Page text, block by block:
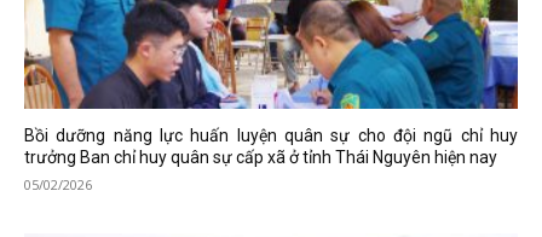
Bồi dưỡng năng lực huấn luyện quân sự cho đội ngũ chỉ huy
trưởng Ban chỉ huy quân sự cấp xã ở tỉnh Thái Nguyên hiện nay
05/02/2026